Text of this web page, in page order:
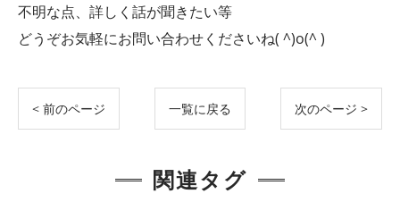
不明な点、詳しく話が聞きたい等
どうぞお気軽にお問い合わせくださいね( ^)o(^ )
< 前のページ 一覧に戻る 次のページ >
関連タグ